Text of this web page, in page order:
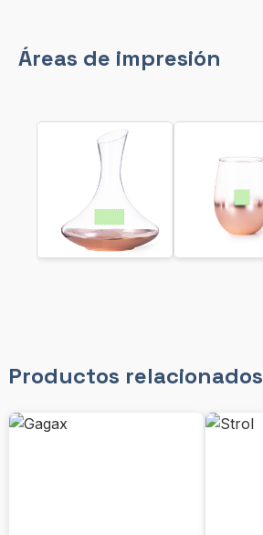
Áreas de impresión
Productos relacionados